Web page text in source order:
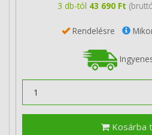
3 db-tól 43 690 Ft
Rendelésre
Kosárba